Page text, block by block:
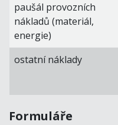
paušál provozních
nákladů (materiál,
energie)
ostatní náklady
Formuláře